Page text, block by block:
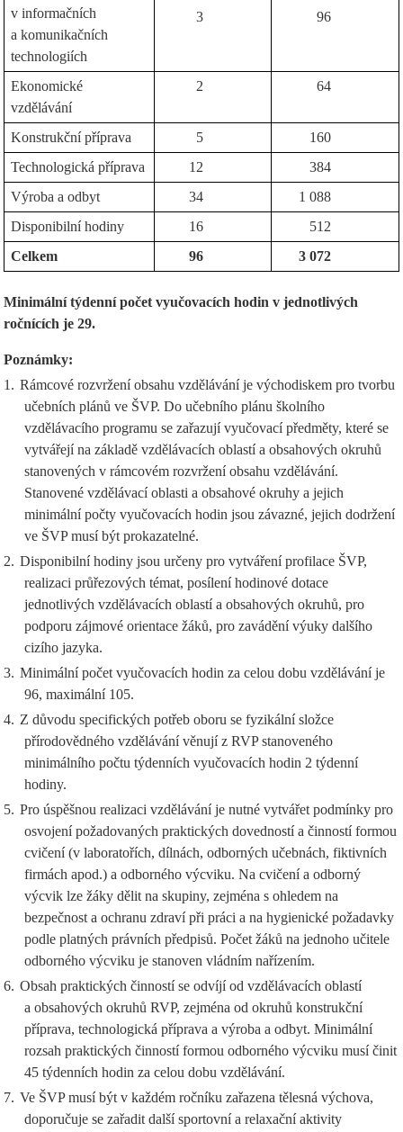
v informačních
a komunikačních
technologiích
3 96
Ekonomické
vzdělávání
2 64
Konstrukční příprava 5
160
Technologická příprava
12
384
Výroba a odbyt
34
1 088
Disponibilní hodiny
16
512
Celkem
96 3 072
Minimální týdenní počet vyučovacích hodin v jednotlivých
ročnících je 29.
Poznámky:
1. Rámcové rozvržení obsahu vzdělávání je východiskem pro tvorbu
učebních plánů ve ŠVP. Do učebního plánu školního
vzdělávacího programu se zařazují vyučovací předměty, které se
vytvářejí na základě vzdělávacích oblastí a obsahových okruhů
stanovených v rámcovém rozvržení obsahu vzdělávání.
Stanovené vzdělávací oblasti a obsahové okruhy a jejich
minimální počty vyučovacích hodin jsou závazné, jejich dodržení
ve ŠVP musí být prokazatelné.
2. Disponibilní hodiny jsou určeny pro vytváření profilace ŠVP,
realizaci průřezových témat, posílení hodinové dotace
jednotlivých vzdělávacích oblastí a obsahových okruhů, pro
podporu zájmové orientace žáků, pro zavádění výuky dalšího
cizího jazyka.
3. Minimální počet vyučovacích hodin za celou dobu vzdělávání je
96, maximální 105.
4. Z důvodu specifických potřeb oboru se fyzikální složce
přírodovědného vzdělávání věnují z RVP stanoveného
minimálního počtu týdenních vyučovacích hodin 2 týdenní
hodiny.
5. Pro úspěšnou realizaci vzdělávání je nutné vytvářet podmínky pro
osvojení požadovaných praktických dovedností a činností formou
cvičení (v laboratořích, dílnách, odborných učebnách, fiktivních
firmách apod.) a odborného výcviku. Na cvičení a odborný
výcvik lze žáky dělit na skupiny, zejména s ohledem na
bezpečnost a ochranu zdraví při práci a na hygienické požadavky
podle platných právních předpisů. Počet žáků na jednoho učitele
odborného výcviku je stanoven vládním nařízením.
6. Obsah praktických činností se odvíjí od vzdělávacích oblastí
a obsahových okruhů RVP, zejména od okruhů konstrukční
příprava, technologická příprava a výroba a odbyt. Minimální
rozsah praktických činností formou odborného výcviku musí činit
45 týdenních hodin za celou dobu vzdělávání.
7. Ve ŠVP musí být v každém ročníku zařazena tělesná výchova,
doporučuje se zařadit další sportovní a relaxační aktivity